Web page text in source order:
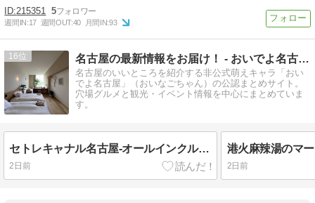
215351 5
週間IN:17 週間OUT:40 月間IN:93
16 名古屋の最新情報をお届け！ - おいでよ名古屋の食べ歩きログ
名古屋のいいところを紹介する非公式萌えキャラ「おい
でよ名古屋」（おいなごちゃん）の公認まとめサイト。
穴場グルメと観光・イベント情報を中心にまとめていま
す。
セトレキャナル名古屋-オールインクルーシブホテル【中川運河】
2日前
港火麻辣湯のマ
2日前